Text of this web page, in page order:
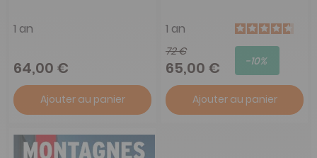
1 an
64,00 €
Ajouter au panier
1 an
72 €
65,00 € -10%
Ajouter au panier